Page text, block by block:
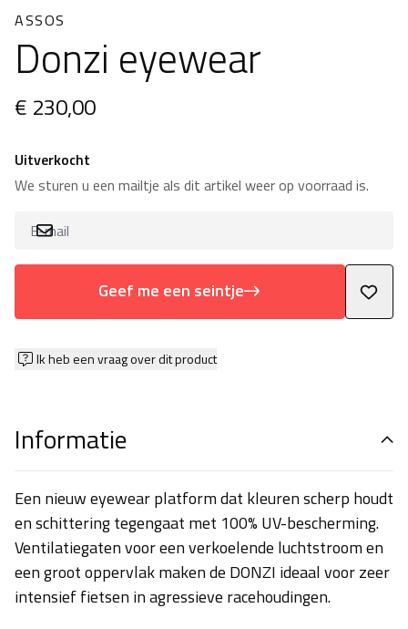
ASSOS
Donzi eyewear
€ 230,00
Uitverkocht
We sturen u een mailtje als dit artikel weer op voorraad is.
Geef me een seintje
Ik heb een vraag over dit product
Informatie
Een nieuw eyewear platform dat kleuren scherp houdt
en schittering tegengaat met 100% UV-bescherming.
Ventilatiegaten voor een verkoelende luchtstroom en
een groot oppervlak maken de DONZI ideaal voor zeer
intensief fietsen in agressieve racehoudingen.